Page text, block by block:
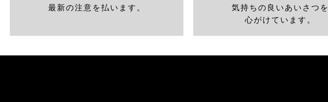
最新の注意を払います。
気持ちの良いあいさつを
心がけています。